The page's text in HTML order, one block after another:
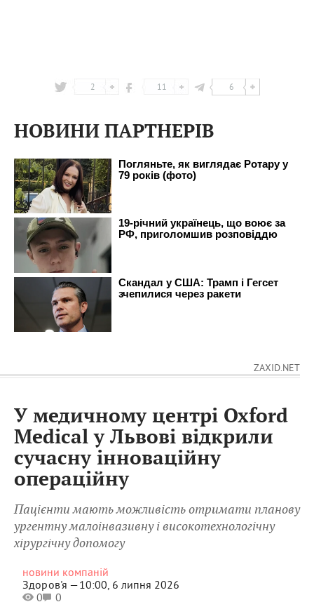
2 11 6
НОВИНИ ПАРТНЕРІВ
ZAXID.NET
У медичному центрі Oxford
Medical у Львові відкрили
сучасну інноваційну
операційну
Пацієнти мають можливість отримати планову
ургентну малоінвазивну і високотехнологічну
хірургічну допомогу
новини компаній
Здоров'я —10:00, 6 липня 2026
0
0